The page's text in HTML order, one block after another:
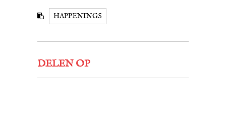
HAPPENINGS
DELEN OP